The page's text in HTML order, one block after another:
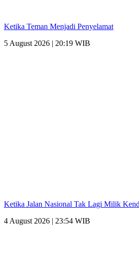
Ketika Teman Menjadi Penyelamat
5 August 2026 | 20:19 WIB
Ketika Jalan Nasional Tak Lagi Milik
4 August 2026 | 23:54 WIB